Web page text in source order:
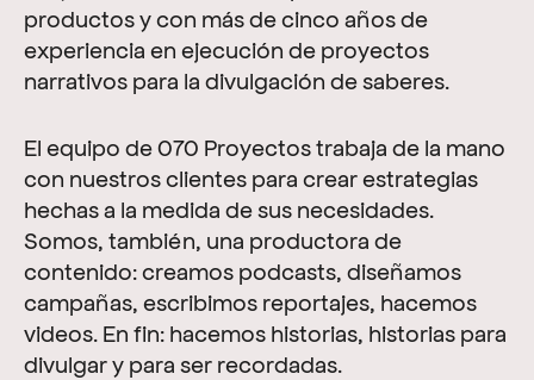
productos y con más de cinco años de
experiencia en ejecución de proyectos
narrativos para la divulgación de saberes.
El equipo de 070 Proyectos trabaja de la mano
con nuestros clientes para crear estrategias
hechas a la medida de sus necesidades.
Somos, también, una productora de
contenido: creamos podcasts, diseñamos
campañas, escribimos reportajes, hacemos
videos. En fin: hacemos historias, historias para
divulgar y para ser recordadas.